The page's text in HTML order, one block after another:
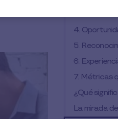
4.
5.
6.
7. Métricas
¿Qué
La mirada